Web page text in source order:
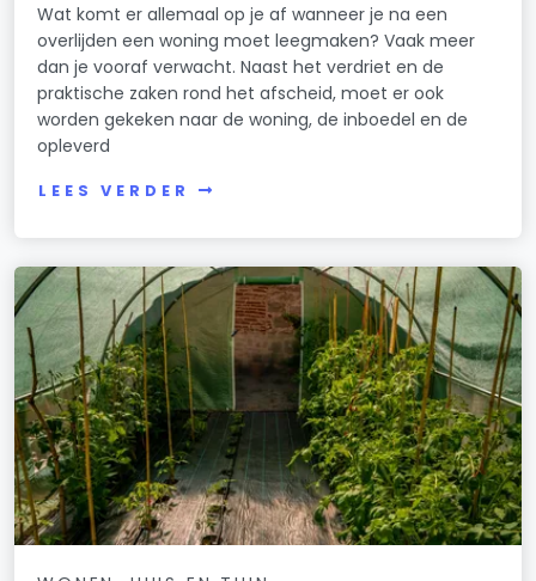
Wat komt er allemaal op je af wanneer je na een
overlijden een woning moet leegmaken? Vaak meer
dan je vooraf verwacht. Naast het verdriet en de
praktische zaken rond het afscheid, moet er ook
worden gekeken naar de woning, de inboedel en de
opleverd
LEES VERDER